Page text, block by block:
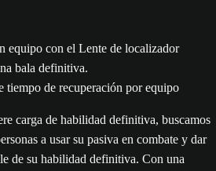
equipo con el Lente de localizador
bala definitiva.
tiempo de recuperación por equipo
carga de habilidad definitiva, buscamos
a usar su pasiva en combate y dar
de su habilidad definitiva. Con una